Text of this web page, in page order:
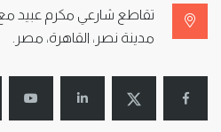
تقاطع شارعي مكرم عبيد
مدينة نصر، القاهرة، مصر.